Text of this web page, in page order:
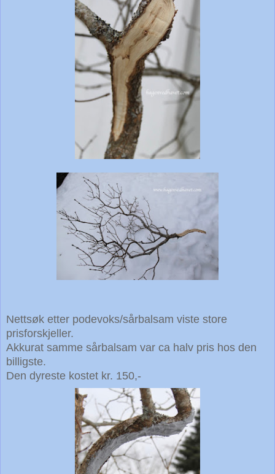
Nettsøk etter podevoks/sårbalsam viste store
prisforskjeller.
Akkurat samme sårbalsam var ca halv pris hos den
billigste.
Den dyreste kostet kr. 150,-